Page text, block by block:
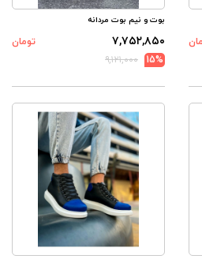
بوت و نیم بوت مردانه
۷,۷۵۲,۸۵۰
تومان
15%
۹,۱۲۱,۰۰۰